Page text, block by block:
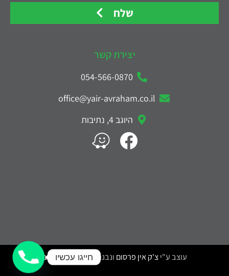
שלח
יצירת קשר
054-566-0870
office@yair-avraham.co.il
היוגב 4, נתיבות
עוצב ע"יצ'ק אין פרסום ונבנה ע"ידניאל משקוב
חייגו עכשיו